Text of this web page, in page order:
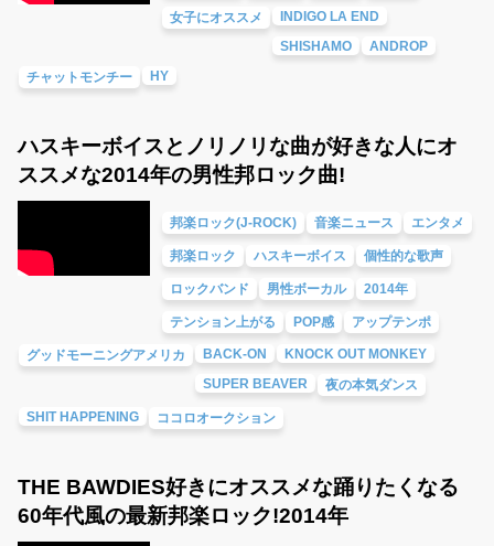
女子にオススメ
INDIGO LA END
SHISHAMO
ANDROP
チャットモンチー
HY
ハスキーボイスとノリノリな曲が好きな人にオ
ススメな2014年の男性邦ロック曲!
邦楽ロック(J-ROCK) 音楽ニュース エンタメ
邦楽ロック ハスキーボイス 個性的な歌声
ロックバンド 男性ボーカル 2014年
テンション上がる POP感 アップテンポ
グッドモーニングアメリカ BACK-ON
KNOCK OUT MONKEY
SUPER BEAVER
夜の本気ダンス
SHIT HAPPENING ココロオークション
THE BAWDIES好きにオススメな踊りたくなる
60年代風の最新邦楽ロック!2014年